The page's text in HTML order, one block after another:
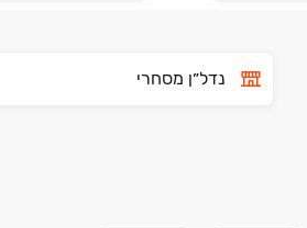
נדל״ן מסחרי